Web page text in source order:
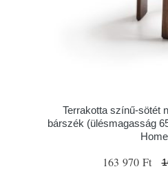
Terrakotta színű-sötét
bárszék (ülésmagasság
Home
163 970 Ft